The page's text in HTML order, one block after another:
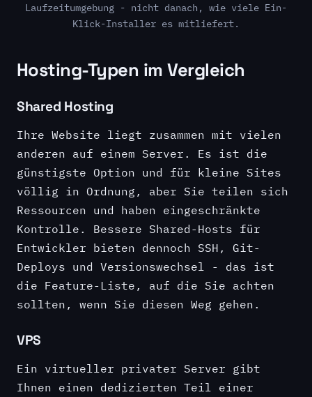
Laufzeitumgebung - nicht danach, wie viele Ein-
Klick-Installer es mitliefert.
Hosting-Typen im Vergleich
Shared Hosting
Ihre Website liegt zusammen mit vielen
anderen auf einem Server. Es ist die
günstigste Option und für kleine Sites
völlig in Ordnung, aber Sie teilen sich
Ressourcen und haben eingeschränkte
Kontrolle. Bessere Shared-Hosts für
Entwickler bieten dennoch SSH, Git-
Deploys und Versionswechsel - das ist
die Feature-Liste, auf die Sie achten
sollten, wenn Sie diesen Weg gehen.
VPS
Ein virtueller privater Server gibt
Ihnen einen dedizierten Teil einer